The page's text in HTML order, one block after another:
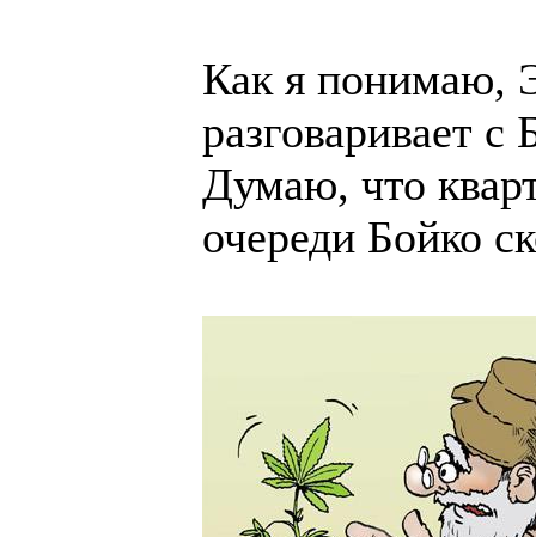
Как я понимаю,
разговаривает
Думаю, что
очереди Бойко